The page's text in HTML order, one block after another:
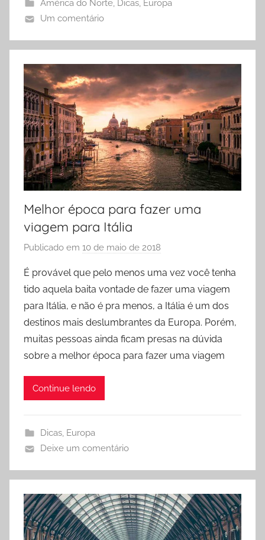
e
s
América do Norte, Dicas, Europa
Um comentário
Melhor época para fazer uma
viagem para Itália
Publicado em 10 de maio de 2018
r
R
o
d
r
i
É provável que pelo menos uma vez você tenha
tido aquela baita vontade de fazer uma viagem
para Itália, e não é pra menos, a Itália é um dos
destinos mais deslumbrantes da Europa. Porém,
muitas pessoas ainda ficam presas na dúvida
sobre a melhor época para fazer uma viagem
Continue lendo
Dicas, Europa
Deixe um comentário